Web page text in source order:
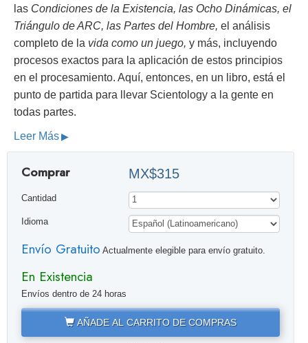
las Condiciones de la Existencia, las Ocho Dinámicas, el
Triángulo de ARC, las Partes del Hombre, el análisis
completo de la vida como un juego, y más, incluyendo
procesos exactos para la aplicación de estos principios
en el procesamiento. Aquí, entonces, en un libro, está el
punto de partida para llevar Scientology a la gente en
todas partes.
Leer Más
Comprar MX$315
Cantidad
Idioma
Envío Gratuito Actualmente elegible para envío gratuito.
En Existencia
Envíos dentro de 24 horas
AÑADE AL CARRITO DE COMPRAS